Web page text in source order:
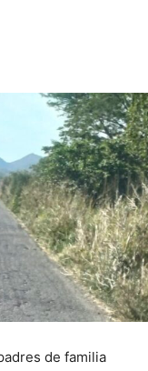
de familia